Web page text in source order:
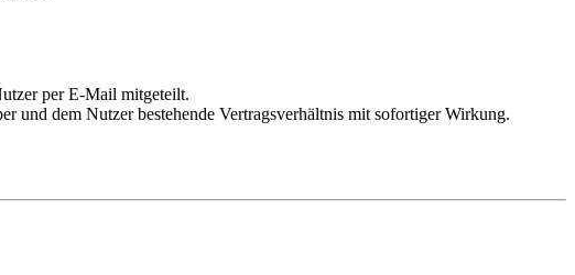
per E-Mail mitgeteilt.
und dem Nutzer bestehende Vertragsverhältnis mit sofortiger Wirkung.